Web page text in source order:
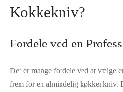
Kokkekniv?
Fordele ved en
Der er mange fordele ved at vælge
frem for en almindelig køkkenkniv.